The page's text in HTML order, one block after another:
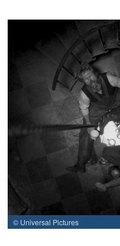
© Universal Pictures